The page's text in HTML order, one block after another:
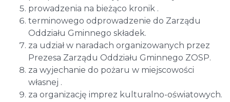
prowadzenia na bieżąco kronik .
terminowego odprowadzenie do Zarządu
Oddziału Gminnego składek.
za udział w naradach organizowanych przez
Prezesa Zarządu Oddziału Gminnego ZOSP.
za wyjechanie do pożaru w miejscowości
własnej .
za organizację imprez kulturalno-oświatowych.